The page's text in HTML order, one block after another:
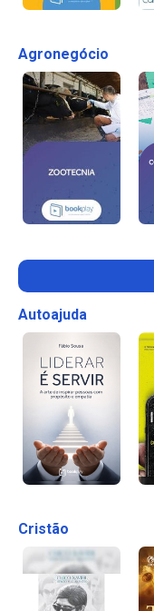
Agronegócio
Autoajuda
Cristão